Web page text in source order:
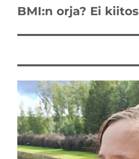
Seuraava
BMI:n orja? Ei kiitos